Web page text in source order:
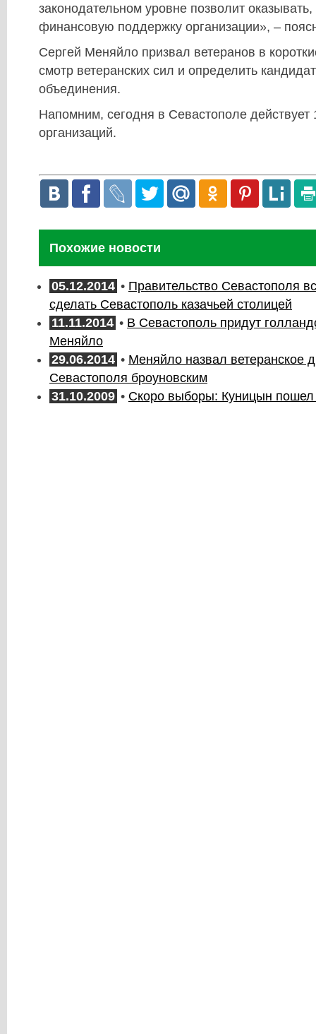
законодательном уровне позволит
финансовую поддержку организации», –
Сергей Меняйло призвал ветеранов в
смотр ветеранских сил и определить
объединения.
Напомним, сегодня в Севастополе действует
организаций.
Похожие новости
05.12.2014 • Правительство Севастополя
сделать Севастополь казачьей столицей
11.11.2014 • В Севастополь придут
Меняйло
29.06.2014 • Меняйло назвал ветеранское
Севастополя броуновским
31.10.2009 • Скоро выборы: Куницын пошел